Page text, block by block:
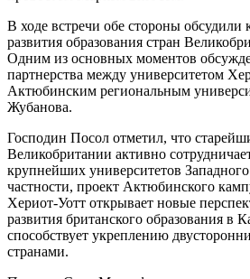
В ходе встречи обе стороны
развития образования стран
Одним из основных моментов
партнерства между университетом
Актюбинским региональным
Жубанова.
Господин Посол отметил, что
Великобритании активно
крупнейших университетов
частности, проект Актюбинского
Хериот-Уотт открывает новые
развития британского образования в
способствует укреплению
странами.